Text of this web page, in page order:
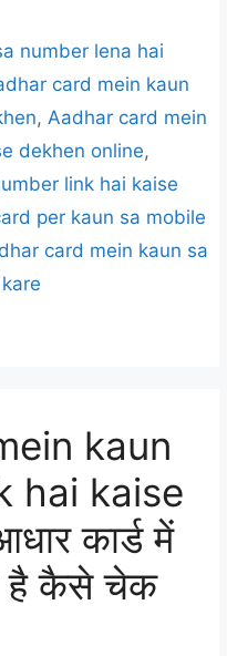
number lena hai
card mein kaun
, Aadhar card mein
dekhen online,
link hai kaise
per kaun sa mobile
card mein kaun sa
kaun
hai kaise
कार्ड में
है कैसे चेक